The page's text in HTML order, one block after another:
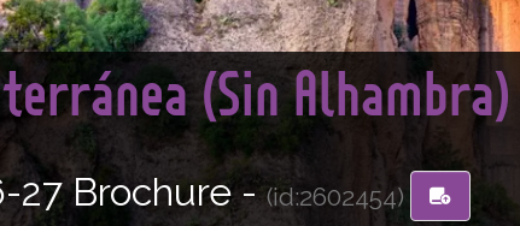
(Sin Alhambra)
27 Brochure -(id:2602454)